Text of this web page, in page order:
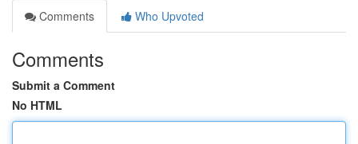
Comments
Who Upvoted
Comments
Submit a Comment
No HTML